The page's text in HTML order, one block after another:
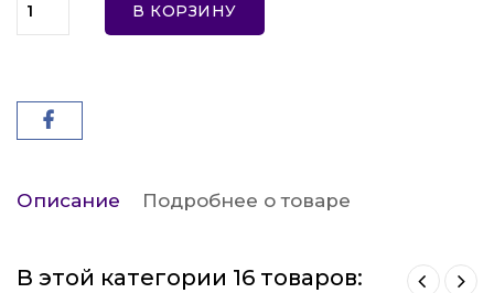
В КОРЗИНУ
Описание Подробнее о товаре
В этой категории 16 товаров: